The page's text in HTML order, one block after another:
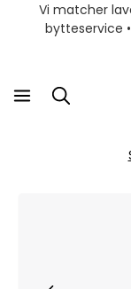
Vi matcher
bytteservice